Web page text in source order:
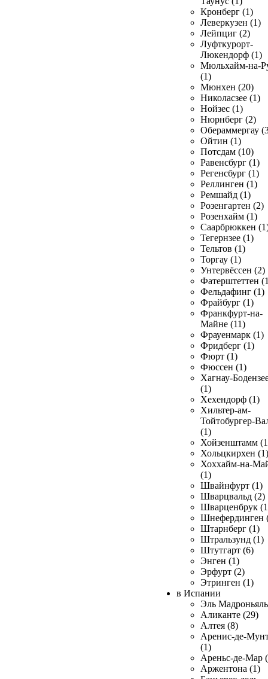
Кронберг (1)
Леверкузен (1)
Лейпциг (2)
Луфткурорт-
Люкендорф (1)
Мюльхайм-на-
(1)
Мюнхен (20)
Николасзее (1)
Нойзес (1)
Нюрнберг (2)
Обераммергау
Ойтин (1)
Потсдам (10)
Равенсбург (1)
Регенсбург (1)
Реллинген (1)
Ремшайд (1)
Розенгартен (2)
Розенхайм (1)
Саарбрюккен
Тегернзее (1)
Тельтов (1)
Торгау (1)
Унтервёссен (2)
Фатерштеттен
Фельдафинг (1)
Фрайбург (1)
Франкфурт-на-
Майне (11)
Фрауенмарк (1)
Фридберг (1)
Фюрт (1)
Фюссен (1)
Хагнау-
(1)
Хехендорф (1)
Хильтер-ам-
Тойтобургер-
(1)
Хойзенштамм
Хольцкирхен (1)
Хоххайм-на-
(1)
Швайнфурт (1)
Шварцвальд (2)
Шварценбрук
Шнефердинген
Штарнберг (1)
Штральзунд (1)
Штутгарт (6)
Энген (1)
Эрфурт (2)
Этринген (1)
в Испании
Эль
Аликанте (29)
Алтея (8)
Аренис-де-
(1)
Ареньс-де-Мар
Аржентона (1)